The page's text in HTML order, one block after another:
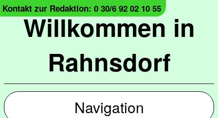
Willkommen in
Rahnsdorf
Kontakt zur Redaktion: 0 30/6 92 02 10 55
Navigation